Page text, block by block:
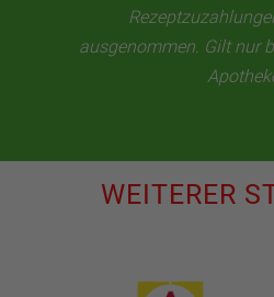
ausgenommen. Gilt nur
WEITERER